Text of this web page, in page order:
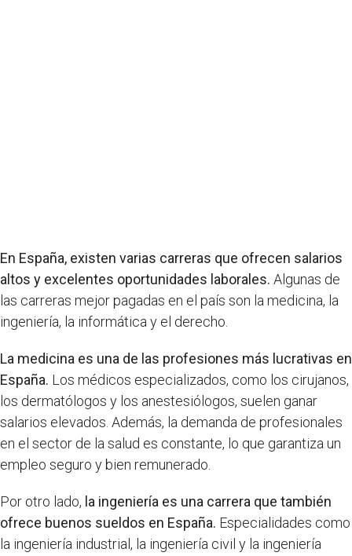
En España, existen varias carreras que ofrecen salarios
altos y excelentes oportunidades laborales. Algunas de
las carreras mejor pagadas en el país son la medicina, la
ingeniería, la informática y el derecho.
La medicina es una de las profesiones más lucrativas en
España. Los médicos especializados, como los cirujanos,
los dermatólogos y los anestesiólogos, suelen ganar
salarios elevados. Además, la demanda de profesionales
en el sector de la salud es constante, lo que garantiza un
empleo seguro y bien remunerado.
Por otro lado, la ingeniería es una carrera que también
ofrece buenos sueldos en España. Especialidades como
la ingeniería industrial, la ingeniería civil y la ingeniería